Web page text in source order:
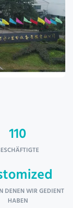
110
DENEN WIR GEDIENT
HABEN